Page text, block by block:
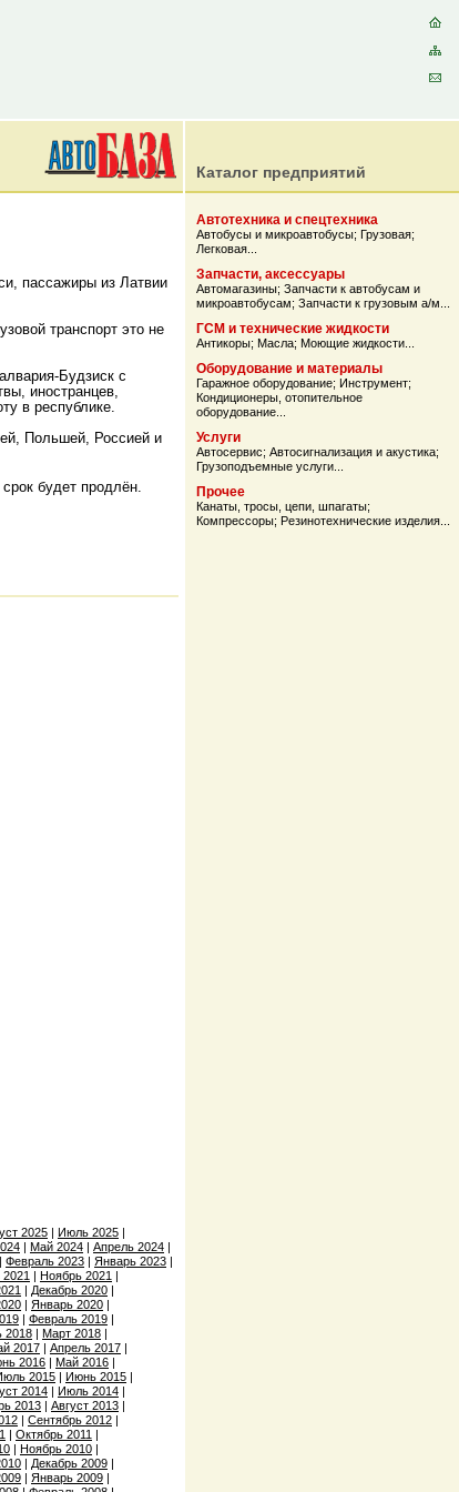
пассажиры из Латвии
транспорт это не
Будзиск с
иностранцев,
в республике.
Польшей, Россией и
будет продлён.
2025 | Июль 2025 |
| Май 2024 | Апрель 2024 |
| Февраль 2023 | Январь 2023 |
2021 | Ноябрь 2021 |
| Декабрь 2020 |
| Январь 2020 |
| Февраль 2019 |
2018 | Март 2018 |
2017 | Апрель 2017 |
2016 | Май 2016 |
2015 | Июнь 2015 |
2014 | Июль 2014 |
2013 | Август 2013 |
| Сентябрь 2012 |
| Октябрь 2011 |
| Ноябрь 2010 |
| Декабрь 2009 |
| Январь 2009 |
Каталог предприятий
Автотехника и спецтехника
Автобусы и микроавтобусы; Грузовая;
Легковая
Запчасти, аксессуары
Автомагазины; Запчасти к автобусам и
микроавтобусам; Запчасти к грузовым а/м
ГСМ и технические жидкости
Антикоры; Масла; Моющие жидкости
Оборудование и материалы
Гаражное оборудование; Инструмент;
Кондиционеры, отопительное
оборудование
Услуги
Автосервис; Автосигнализация и акустика;
Грузоподъемные услуги
Прочее
Канаты, тросы, цепи, шпагаты;
Компрессоры; Резинотехнические изделия